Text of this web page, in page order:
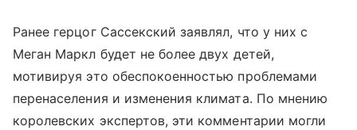
Ранее герцог Сассекский заявлял, что у них с
Меган Маркл будет не более двух детей,
мотивируя это обеспокоенностью проблемами
перенаселения и изменения климата. По мнению
королевских экспертов, эти комментарии могли